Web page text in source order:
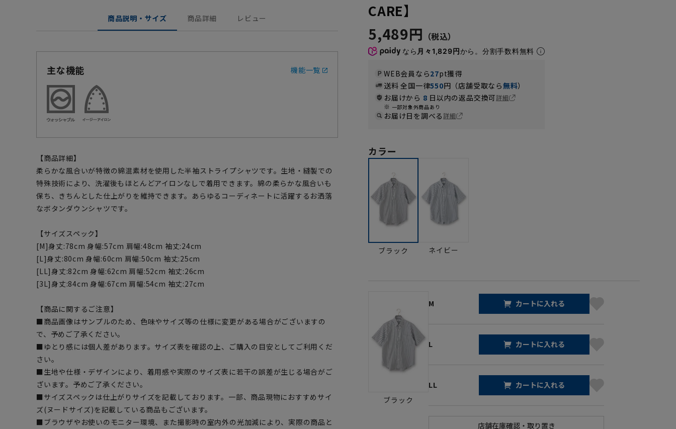
商品説明・サイズ 商品詳細 レビュー
主な機能 機能一覧
【商品詳細】
柔らかな風合いが特徴の綿混素材を使用した半袖ストライプシャツです。生地・縫製での
特殊技術により、洗濯後もほとんどアイロンなしで着用できます。綿の柔らかな風合いも
保ち、きちんとした仕上がりを維持できます。あらゆるコーディネートに活躍するお洒落
なボタンダウンシャツです。
【サイズスペック】
[M]身丈:78cm 身幅:57cm 肩幅:48cm 袖丈:24cm
[L]身丈:80cm 身幅:60cm 肩幅:50cm 袖丈:25cm
[LL]身丈:82cm 身幅:62cm 肩幅:52cm 袖丈:26cm
[3L]身丈:84cm 身幅:67cm 肩幅:54cm 袖丈:27cm
【商品に関するご注意】
■商品画像はサンプルのため、色味やサイズ等の仕様に変更がある場合がございますの
で、予めご了承ください。
■ゆとり感には個人差があります。サイズ表を確認の上、ご購入の目安としてご利用くだ
さい。
■生地や仕様・デザインにより、着用感や実際のサイズ表に若干の誤差が生じる場合がご
ざいます。予めご了承ください。
■サイズスペックは仕上がりサイズを記載しております。一部、商品現物におすすめサイ
ズ(ヌードサイズ)を記載している商品もございます。
■ブラウザやお使いのモニター環境、また撮影時の室内外の光加減により、実際の商品と
CARE】
5,489円
なら 月々1,829円から。分割手数料無料
WEB会員なら27pt獲得
送料 全国一律550円（店舗受取なら無料）
お届けから 8 日以内の返品交換可詳細
一部対象外商品あり
お届け日を調べる詳細
カラー
ブラック ネイビー
ブラック
M カートに入れる
L カートに入れる
LL カートに入れる